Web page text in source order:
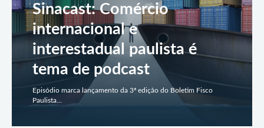
Sinacast: Comércio
internacional e
interestadual paulista é
tema de podcast
Episódio marca lançamento da 3ª edição do Boletim Fisco
Paulista...